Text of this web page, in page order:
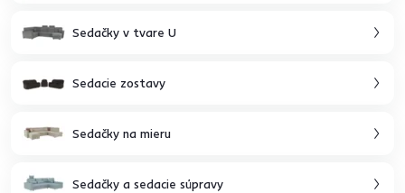
Sedačky v tvare U
Sedacie zostavy
Sedačky na mieru
Sedačky a sedacie súpravy